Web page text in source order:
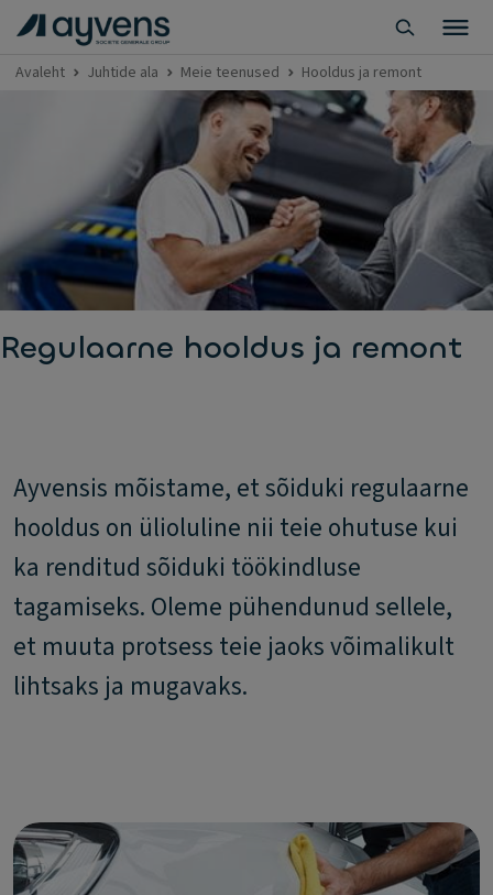
Avaleht Juhtide ala Meie teenused Hooldus ja remont
Regulaarne hooldus ja remont
Ayvensis mõistame, et sõiduki regulaarne
hooldus on ülioluline nii teie ohutuse kui
ka renditud sõiduki töökindluse
tagamiseks. Oleme pühendunud sellele,
et muuta protsess teie jaoks võimalikult
lihtsaks ja mugavaks.